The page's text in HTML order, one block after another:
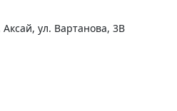
Аксай, ул. Вартанова, 3В